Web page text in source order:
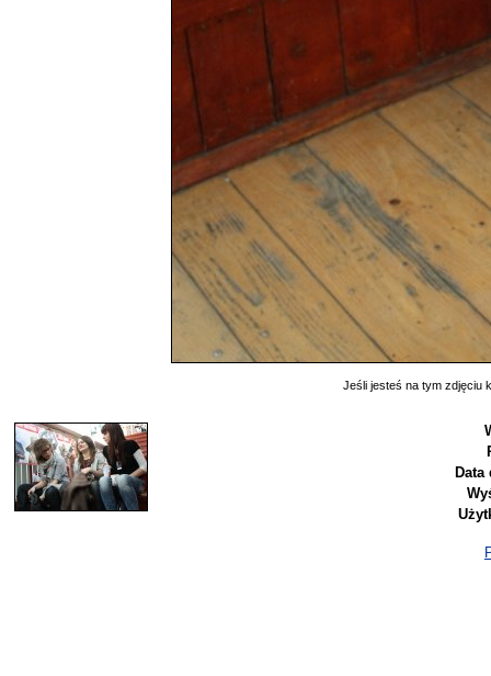
Jeśli jesteś na tym zdjęciu
Data